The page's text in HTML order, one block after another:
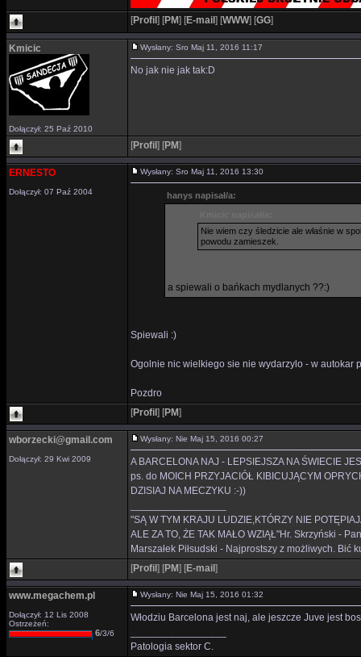
[Profil ] [PM] [E-mail ] [WWW] [GG]
Kmicic
Dołączył: 25 Paź 2010
Wysłany: Sro Maj 11, 2016 11:17
No jak nie jak tak:D
[Profil ] [PM]
ERNESTO
Dołączył: 07 Paź 2004
Wysłany: Sro Maj 11, 2016 13:30
hanys napisał/a:
Nie wiem czy śledzicie ale właśnie w
powodu zamieszek.
a spiewali o bańkach mydlanych ??:)
Spiewali :)
Ogolnie nic wielkiego sie nie wydarzylo - w autokar
Pozdro
[Profil ] [PM]
wborzecki@gmail.com
Dołączył: 29 Kwi 2009
Wysłany: Nie Maj 15, 2016 00:27
A BARCELONA NAJ - LEPSIEJSZA NA ŚWIECIE
ps. do MOICH PRZYJACIÓŁ KIBICUJĄCYM
DZISIAJ NA MECZYKU :-))
"SĄ W TYM KRAJU LUDZIE,KTÓRZY NIE
ALE ZA TO, ŻE TAK MAŁO WZIĄŁ"Hr. Skrzyński -
Marszałek Piłsudski - Najprostszy z możliwych. Bić
[Profil ] [PM] [E-mail ]
www.megachem.pl
Dołączył: 12 Lis 2008
Ostrzeżeń:
6/3/6
Wysłany: Nie Maj 15, 2016 01:32
Włodziu Barcelona jest naj, ale jeszcze Juve jest
Patologia sektor C.